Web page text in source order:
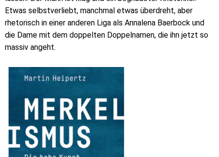
Etwas selbstverliebt, manchmal etwas überdreht, aber
rhetorisch in einer anderen Liga als Annalena Baerbock und
die Dame mit dem doppelten Doppelnamen, die ihn jetzt so
massiv angeht.